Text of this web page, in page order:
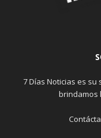
7 Días Noticias es
brindamos